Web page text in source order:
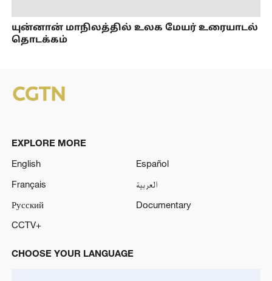
யுன்னான் மாநிலத்தில் உலக மேயர் உரையாடல்
தொடக்கம்
EXPLORE MORE
English
Español
Français
العربية
Русский
Documentary
CCTV+
CHOOSE YOUR LANGUAGE